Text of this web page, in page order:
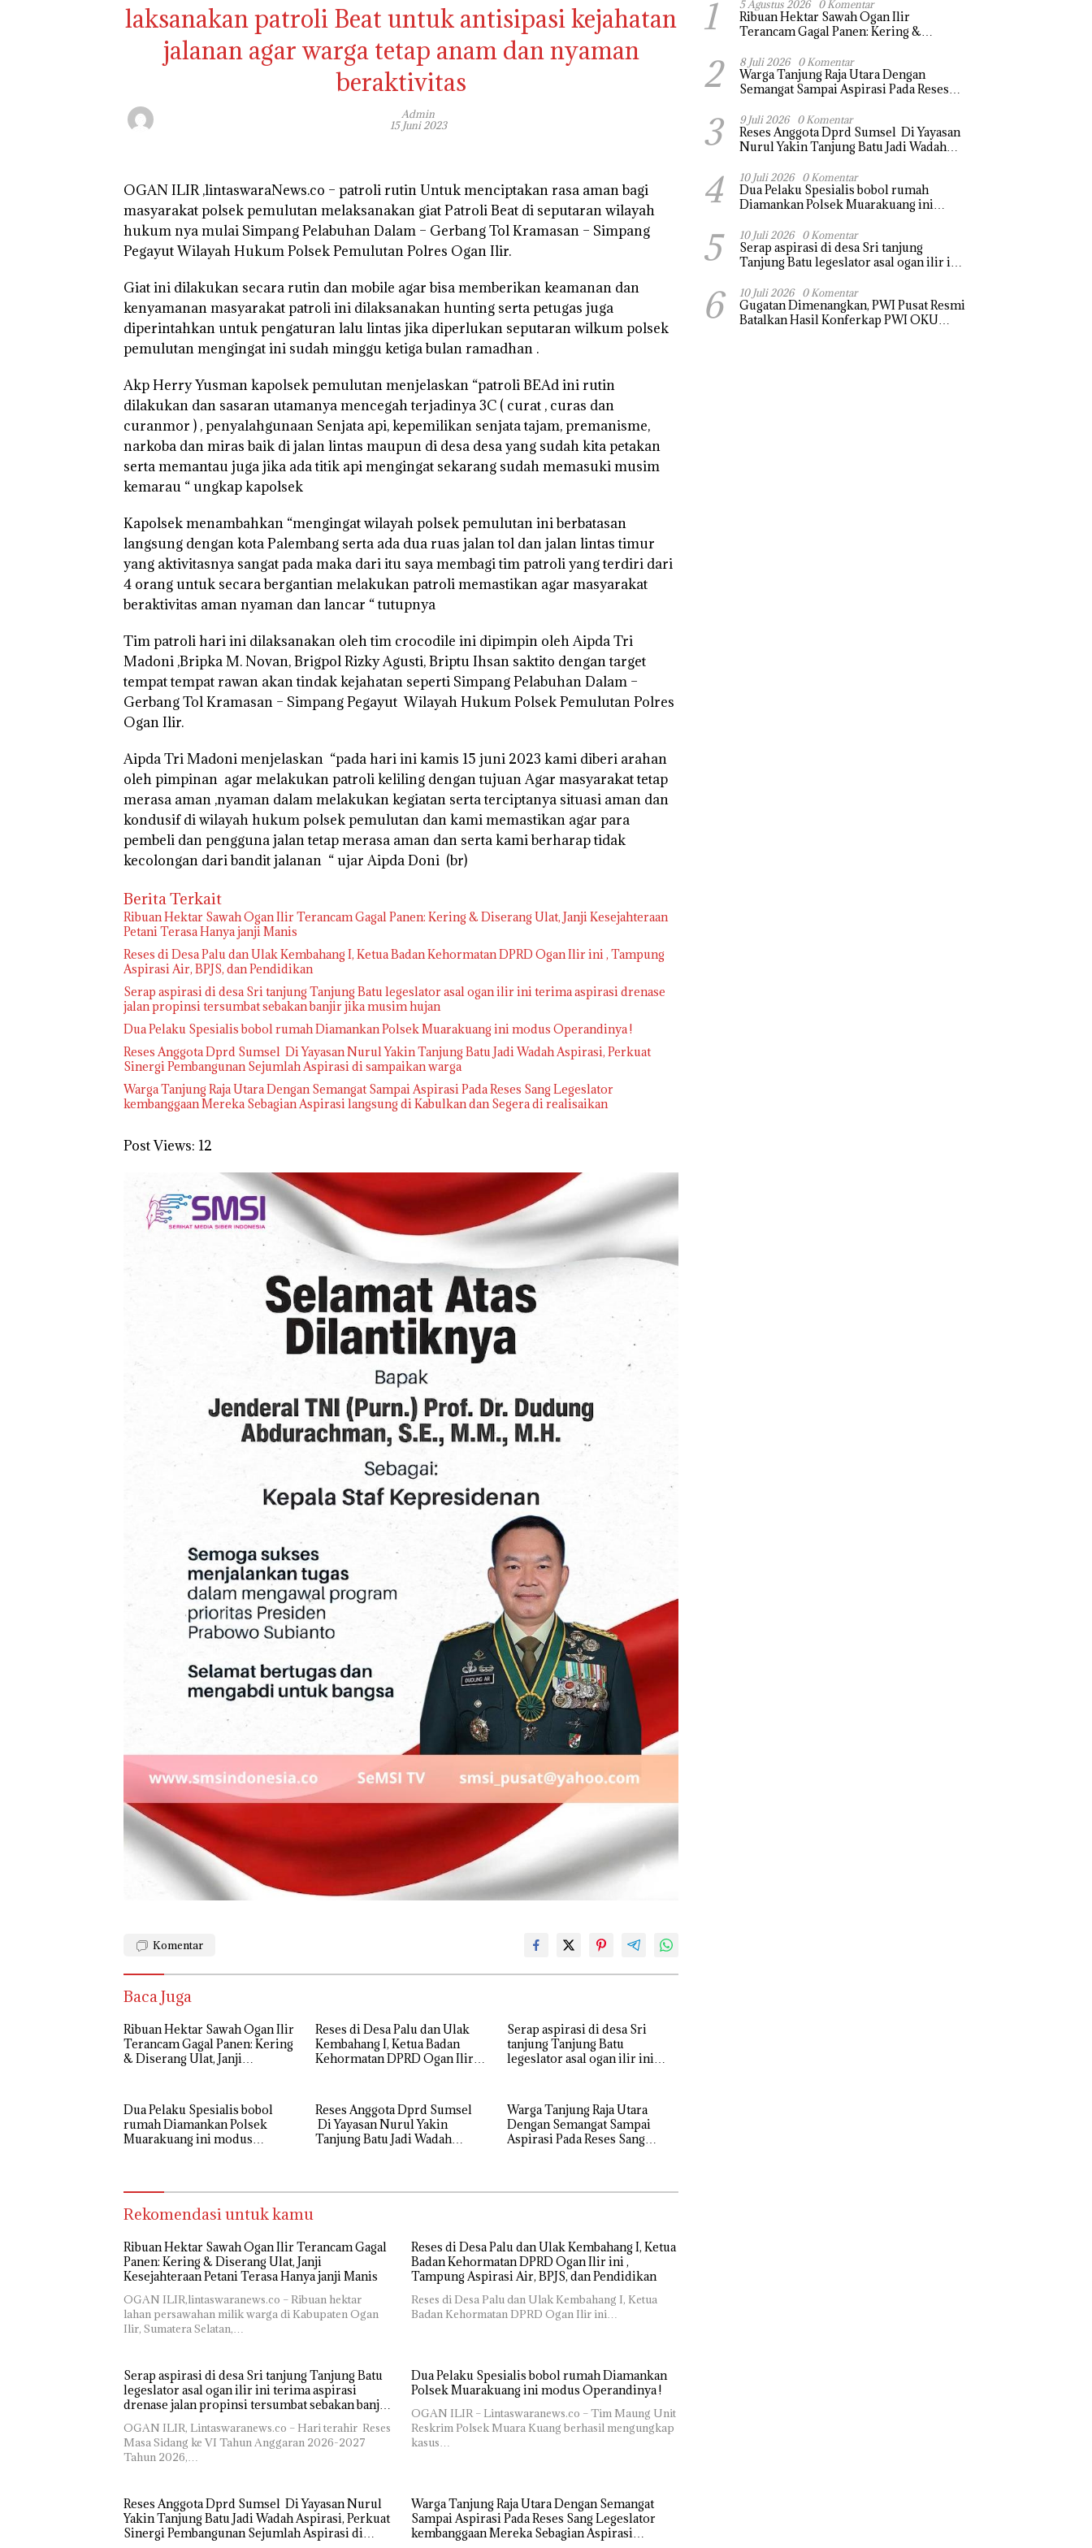
laksanakan patroli Beat untuk antisipasi kejahatan
jalanan agar warga tetap anam dan nyaman
beraktivitas
Admin
15 Juni 2023
OGAN ILIR ,lintaswaraNews.co – patroli rutin Untuk menciptakan rasa aman bagi
masyarakat polsek pemulutan melaksanakan giat Patroli Beat di seputaran wilayah
hukum nya mulai Simpang Pelabuhan Dalam – Gerbang Tol Kramasan – Simpang
Pegayut Wilayah Hukum Polsek Pemulutan Polres Ogan Ilir.
Giat ini dilakukan secara rutin dan mobile agar bisa memberikan keamanan dan
kenyamanan masyarakat patroli ini dilaksanakan hunting serta petugas juga
diperintahkan untuk pengaturan lalu lintas jika diperlukan seputaran wilkum polsek
pemulutan mengingat ini sudah minggu ketiga bulan ramadhan .
Akp Herry Yusman kapolsek pemulutan menjelaskan “patroli BEAd ini rutin
dilakukan dan sasaran utamanya mencegah terjadinya 3C ( curat , curas dan
curanmor ) , penyalahgunaan Senjata api, kepemilikan senjata tajam, premanisme,
narkoba dan miras baik di jalan lintas maupun di desa desa yang sudah kita petakan
serta memantau juga jika ada titik api mengingat sekarang sudah memasuki musim
kemarau “ ungkap kapolsek
Kapolsek menambahkan “mengingat wilayah polsek pemulutan ini berbatasan
langsung dengan kota Palembang serta ada dua ruas jalan tol dan jalan lintas timur
yang aktivitasnya sangat pada maka dari itu saya membagi tim patroli yang terdiri dari
4 orang untuk secara bergantian melakukan patroli memastikan agar masyarakat
beraktivitas aman nyaman dan lancar “ tutupnya
Tim patroli hari ini dilaksanakan oleh tim crocodile ini dipimpin oleh Aipda Tri
Madoni ,Bripka M. Novan, Brigpol Rizky Agusti, Briptu Ihsan saktito dengan target
tempat tempat rawan akan tindak kejahatan seperti Simpang Pelabuhan Dalam –
Gerbang Tol Kramasan – Simpang Pegayut Wilayah Hukum Polsek Pemulutan Polres
Ogan Ilir.
Aipda Tri Madoni menjelaskan “pada hari ini kamis 15 juni 2023 kami diberi arahan
oleh pimpinan agar melakukan patroli keliling dengan tujuan Agar masyarakat tetap
merasa aman ,nyaman dalam melakukan kegiatan serta terciptanya situasi aman dan
kondusif di wilayah hukum polsek pemulutan dan kami memastikan agar para
pembeli dan pengguna jalan tetap merasa aman dan serta kami berharap tidak
kecolongan dari bandit jalanan “ ujar Aipda Doni (br)
Berita Terkait
Ribuan Hektar Sawah Ogan Ilir Terancam Gagal Panen: Kering & Diserang Ulat, Janji Kesejahteraan
Reses di Desa Palu dan Ulak Kembahang I, Ketua Badan Kehormatan DPRD Ogan Ilir ini , Tampung
Aspirasi Air, BPJS, dan Pendidikan
Serap aspirasi di desa Sri tanjung Tanjung Batu legeslator asal ogan ilir ini terima aspirasi drenase
jalan propinsi tersumbat sebakan banjir jika musim hujan
Dua Pelaku Spesialis bobol rumah Diamankan Polsek Muarakuang ini modus Operandinya !
Reses Anggota Dprd Sumsel Di Yayasan Nurul Yakin Tanjung Batu Jadi Wadah Aspirasi, Perkuat
Sinergi Pembangunan Sejumlah Aspirasi di sampaikan warga
Warga Tanjung Raja Utara Dengan Semangat Sampai Aspirasi Pada Reses Sang Legeslator
kembanggaan Mereka Sebagian Aspirasi langsung di Kabulkan dan Segera di realisaikan
Post Views: 12
Komentar
Baca Juga
Ribuan Hektar Sawah Ogan Ilir
Terancam Gagal Panen: Kering
& Diserang Ulat, Janji
Reses di Desa Palu dan Ulak
Kembahang I, Ketua Badan
Kehormatan DPRD Ogan Ilir
Serap aspirasi di desa Sri
tanjung Tanjung Batu
legeslator asal ogan ilir ini
banjir jika musim hujan
Dua Pelaku Spesialis bobol
rumah Diamankan Polsek
Muarakuang ini modus
Reses Anggota Dprd Sumsel
Di Yayasan Nurul Yakin
Tanjung Batu Jadi Wadah
Warga Tanjung Raja Utara
Dengan Semangat Sampai
Aspirasi Pada Reses Sang
Segera di realisaikan
Rekomendasi untuk kamu
Ribuan Hektar Sawah Ogan Ilir Terancam Gagal
Panen: Kering & Diserang Ulat, Janji
OGAN ILIR,lintaswaranews.co – Ribuan hektar
lahan persawahan milik warga di Kabupaten Ogan
Ilir, Sumatera Selatan,…
Reses di Desa Palu dan Ulak Kembahang I, Ketua
Badan Kehormatan DPRD Ogan Ilir ini ,
Tampung Aspirasi Air, BPJS, dan Pendidikan
Reses di Desa Palu dan Ulak Kembahang I, Ketua
Badan Kehormatan DPRD Ogan Ilir ini…
Serap aspirasi di desa Sri tanjung Tanjung Batu
legeslator asal ogan ilir ini terima aspirasi
drenase jalan propinsi tersumbat sebakan banjir
OGAN ILIR, Lintaswaranews.co – Hari terahir Reses
Masa Sidang ke VI Tahun Anggaran 2026-2027
Tahun 2026,…
Dua Pelaku Spesialis bobol rumah Diamankan
Polsek Muarakuang ini modus Operandinya !
OGAN ILIR – Lintaswaranews.co – Tim Maung Unit
Reskrim Polsek Muara Kuang berhasil mengungkap
kasus…
Reses Anggota Dprd Sumsel Di Yayasan Nurul
Yakin Tanjung Batu Jadi Wadah Aspirasi, Perkuat
Sinergi Pembangunan Sejumlah Aspirasi di
Warga Tanjung Raja Utara Dengan Semangat
Sampai Aspirasi Pada Reses Sang Legeslator
kembanggaan Mereka Sebagian Aspirasi
1 5 Agustus 2026 0 Komentar
Ribuan Hektar Sawah Ogan Ilir
Terancam Gagal Panen: Kering &
2 8 Juli 2026 0 Komentar
Warga Tanjung Raja Utara Dengan
Semangat Sampai Aspirasi Pada Reses
Sebagian Aspirasi langsung di Kabulkan
dan Segera di realisaikan
3 9 Juli 2026 0 Komentar
Reses Anggota Dprd Sumsel Di Yayasan
Nurul Yakin Tanjung Batu Jadi Wadah
Pembangunan Sejumlah Aspirasi di
sampaikan warga
4 10 Juli 2026 0 Komentar
Dua Pelaku Spesialis bobol rumah
Diamankan Polsek Muarakuang ini
5 10 Juli 2026 0 Komentar
Serap aspirasi di desa Sri tanjung
Tanjung Batu legeslator asal ogan ilir ini
tersumbat sebakan banjir jika musim
hujan
6 10 Juli 2026 0 Komentar
Gugatan Dimenangkan, PWI Pusat Resmi
Batalkan Hasil Konferkap PWI OKU